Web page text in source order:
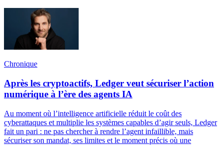
Chronique
Après les cryptoactifs, Ledger veut sécuriser l’action
numérique à l’ère des agents IA
Au moment où l’intelligence artificielle réduit le coût des
cyberattaques et multiplie les systèmes capables d’agir seuls, Ledger
fait un pari : ne pas chercher à rendre l’agent infaillible, mais
sécuriser son mandat, ses limites et le moment précis où une